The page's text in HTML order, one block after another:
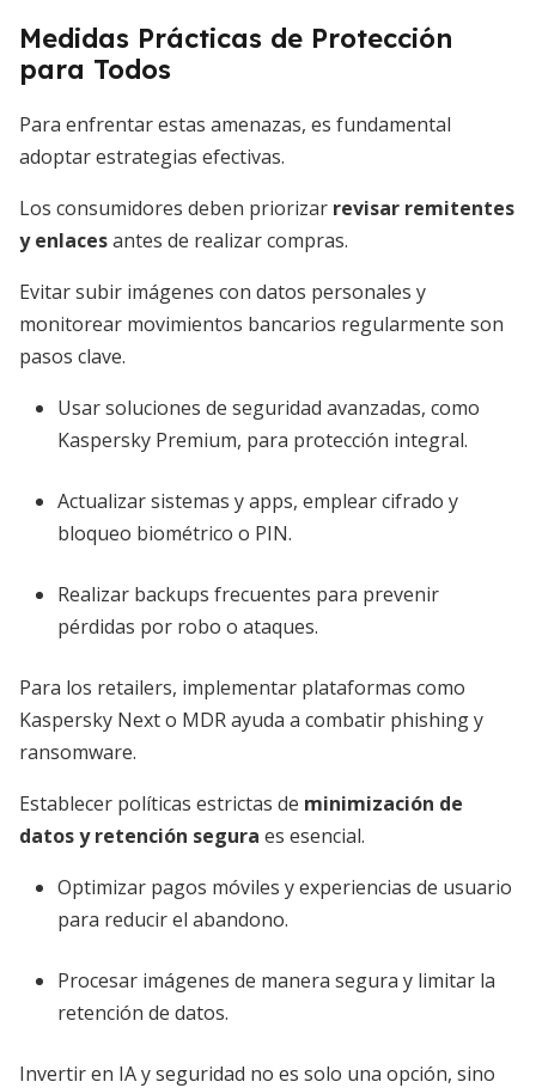
Medidas Prácticas de Protección
para Todos
Para enfrentar estas amenazas, es fundamental
adoptar estrategias efectivas.
Los consumidores deben priorizar revisar remitentes
y enlacesantes de realizar compras.
Evitar subir imágenes con datos personales y
monitorear movimientos bancarios regularmente son
pasos clave.
Usar soluciones de seguridad avanzadas, como
Kaspersky Premium, para protección integral.
Actualizar sistemas y apps, emplear cifrado y
bloqueo biométrico o PIN.
Realizar backups frecuentes para prevenir
pérdidas por robo o ataques.
Para los retailers, implementar plataformas como
Kaspersky Next o MDR ayuda a combatir phishing y
ransomware.
Establecer políticas estrictas de minimización de
datos y retención segura es esencial.
Optimizar pagos móviles y experiencias de usuario
para reducir el abandono.
Procesar imágenes de manera segura y limitar la
retención de datos.
Invertir en IA y seguridad no es solo una opción, sino